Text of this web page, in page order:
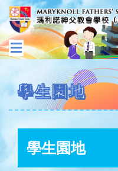
學生園地
學生園地